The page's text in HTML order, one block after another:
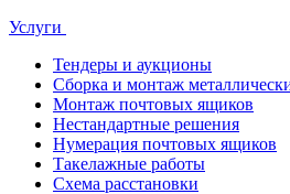
Услуги
Тендеры и аукционы
Сборка и монтаж
Монтаж почтовых ящиков
Нестандартные решения
Нумерация почтовых ящиков
Такелажные работы
Схема расстановки